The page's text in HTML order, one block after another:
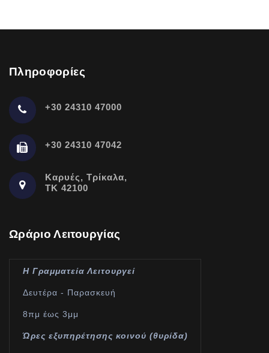
Πληροφορίες
+30 24310 47000
+30 24310 47042
Καρυές, Τρίκαλα,
ΤΚ 42100
Ωράριο Λειτουργίας
Η Γραμματεία Λειτουργεί
Δευτέρα - Παρασκευή
8πμ έως 3μμ
Ώρες εξυπηρέτησης κοινού (θυρίδα)